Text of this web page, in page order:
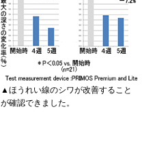
▲ほうれい線のシワが改善すること
が確認できました。